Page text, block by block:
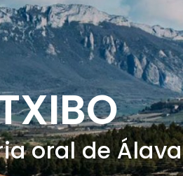
oral de Álava